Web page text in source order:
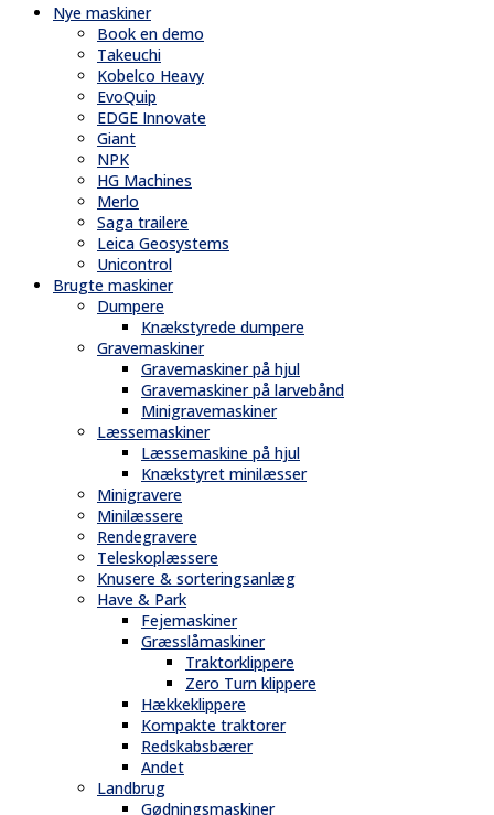
Nye maskiner
Book en demo
Takeuchi
Kobelco Heavy
EvoQuip
EDGE Innovate
Giant
NPK
HG Machines
Merlo
Saga trailere
Leica Geosystems
Unicontrol
Brugte maskiner
Dumpere
Knækstyrede dumpere
Gravemaskiner
Gravemaskiner på hjul
Gravemaskiner på larvebånd
Minigravemaskiner
Læssemaskiner
Læssemaskine på hjul
Knækstyret minilæsser
Minigravere
Minilæssere
Rendegravere
Teleskoplæssere
Knusere & sorteringsanlæg
Have & Park
Fejemaskiner
Græsslåmaskiner
Traktorklippere
Zero Turn klippere
Hækkeklippere
Kompakte traktorer
Redskabsbærer
Andet
Landbrug
Gødningsmaskiner